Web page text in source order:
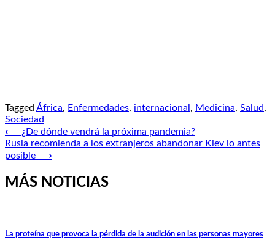
Tagged África, Enfermedades, internacional , Medicina, Salud,
Sociedad
Navegación
de
entradas
⟵ ¿De dónde vendrá la próxima pandemia?
Rusia recomienda a los extranjeros abandonar Kiev lo antes
posible ⟶
MÁS NOTICIAS
La proteína que provoca la pérdida de la audición en las personas mayores